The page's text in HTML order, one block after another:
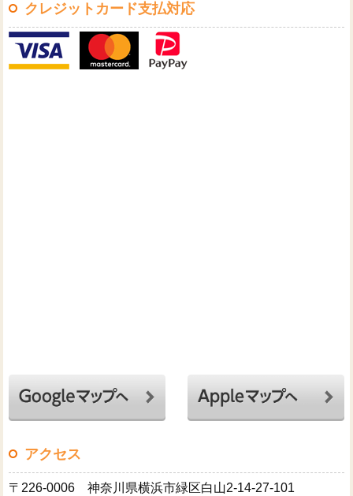
クレジットカード支払対応
アクセス
〒226-0006 神奈川県横浜市緑区白山2-14-27-101